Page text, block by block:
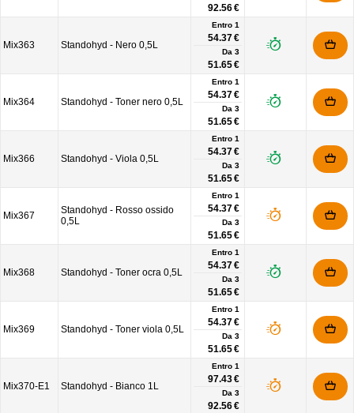
92.56 €
Mix363 Standohyd - Nero 0,5L
Entro 1
54.37 €
Da 3
51.65 €
Mix364 Standohyd - Toner nero 0,5L
Entro 1
54.37 €
Da 3
51.65 €
Mix366 Standohyd - Viola 0,5L
Entro 1
54.37 €
Da 3
51.65 €
Mix367
Standohyd - Rosso ossido
0,5L
Entro 1
54.37 €
Da 3
51.65 €
Mix368 Standohyd - Toner ocra 0,5L
Entro 1
54.37 €
Da 3
51.65 €
Mix369 Standohyd - Toner viola 0,5L
Entro 1
54.37 €
Da 3
51.65 €
Mix370-E1 Standohyd - Bianco 1L
Entro 1
97.43 €
Da 3
92.56 €